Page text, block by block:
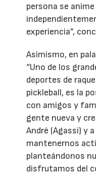
persona se
experiencia”,
Asimismo, en
“Uno de los
deportes de
pickleball, es la
con amigos y
gente nueva y
André (Agassi) y
mantenernos
planteándonos
disfrutamos del